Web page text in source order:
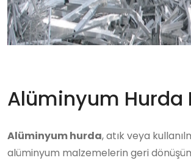
Alüminyum Hurda
Alüminyum hurda, atık veya
alüminyum malzemelerin geri